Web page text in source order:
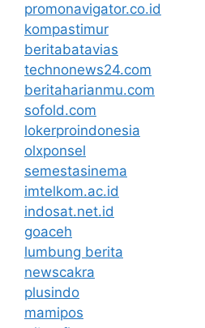
promonavigator.co.id
kompastimur
beritabatavias
technonews24.com
beritaharianmu.com
sofold.com
lokerproindonesia
olxponsel
semestasinema
imtelkom.ac.id
indosat.net.id
goaceh
lumbung berita
newscakra
plusindo
mamipos